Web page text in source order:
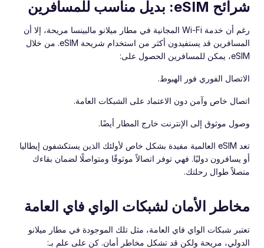
شرائح eSIM: بديل مناسب للمسافرين
رغم أن خدمة Wi-Fi المجانية في مطار ميلانو مالبينسا مريحة، إلا أن
المسافرين قد يستفيدون أكثر من استخدام شريحة eSIM. من خلال
eSIM، يمكن للمسافرين الحصول على:
الاتصال الفوري فور الهبوط.
اتصال خاص وآمن دون الاعتماد على الشبكات العامة.
وصول موثوق إلى الإنترنت خارج المطار أيضًا.
تعد eSIM العالمية مفيدة بشكل خاص لأولئك الذين يستكشفون إيطاليا
أو يسافرون دوليًا. فهي توفر اتصالاً موثوقًا ومتواصلًا لضمان بقاءك
متصلاً طوال رحلتك.
مخاطر الأمان لشبكات الواي فاي العامة
تعتبر شبكات الواي فاي العامة، مثل تلك الموجودة في مطار ميلانو
الدولي، مريحة ولكن قد تشكل مخاطر أمان. كن على علم بـ: